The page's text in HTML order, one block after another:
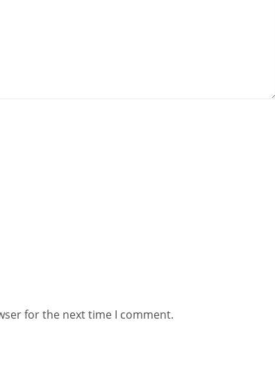
for the next time I comment.